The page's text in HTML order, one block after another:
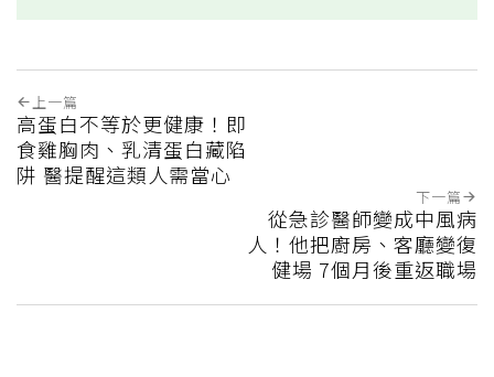
上一篇
高蛋白不等於更健康！即
食雞胸肉、乳清蛋白藏陷
阱 醫提醒這類人需當心
下一篇
從急診醫師變成中風病
人！他把廚房、客廳變復
健場 7個月後重返職場